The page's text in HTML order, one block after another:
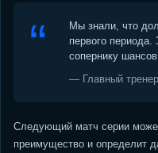
Мы знали, что
первого периода.
сопернику
— Главный
Следующий матч серии
преимущество и определит